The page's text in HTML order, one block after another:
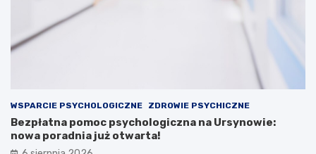
WSPARCIE PSYCHOLOGICZNE ZDROWIE PSYCHICZNE
Bezpłatna pomoc psychologiczna na Ursynowie:
nowa poradnia już otwarta!